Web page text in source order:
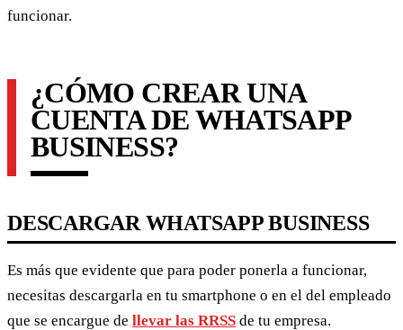
funcionar.
¿CÓMO CREAR UNA
CUENTA DE WHATSAPP
BUSINESS?
DESCARGAR WHATSAPP BUSINESS
Es más que evidente que para poder ponerla a funcionar,
necesitas descargarla en tu smartphone o en el del empleado
que se encargue de llevar las RRSS de tu empresa.